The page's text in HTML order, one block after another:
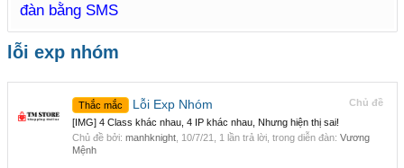
đàn bằng SMS
lỗi exp nhóm
Chủ đề
Thắc mắc Lỗi Exp Nhóm
[IMG] 4 Class khác nhau, 4 IP khác nhau, Nhưng hiện thị sai!
Chủ đề bởi: manhknight, 10/7/21 , 1 lần trả lời, trong diễn đàn: Vương
Mệnh